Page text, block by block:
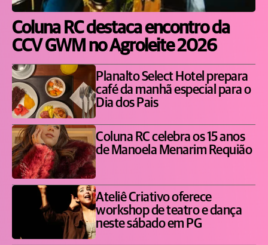
Coluna RC destaca encontro da
CCV GWM no Agroleite 2026
Planalto Select Hotel prepara
café da manhã especial para o
Dia dos Pais
Coluna RC celebra os 15 anos
de Manoela Menarim Requião
Ateliê Criativo oferece
workshop de teatro e dança
neste sábado em PG